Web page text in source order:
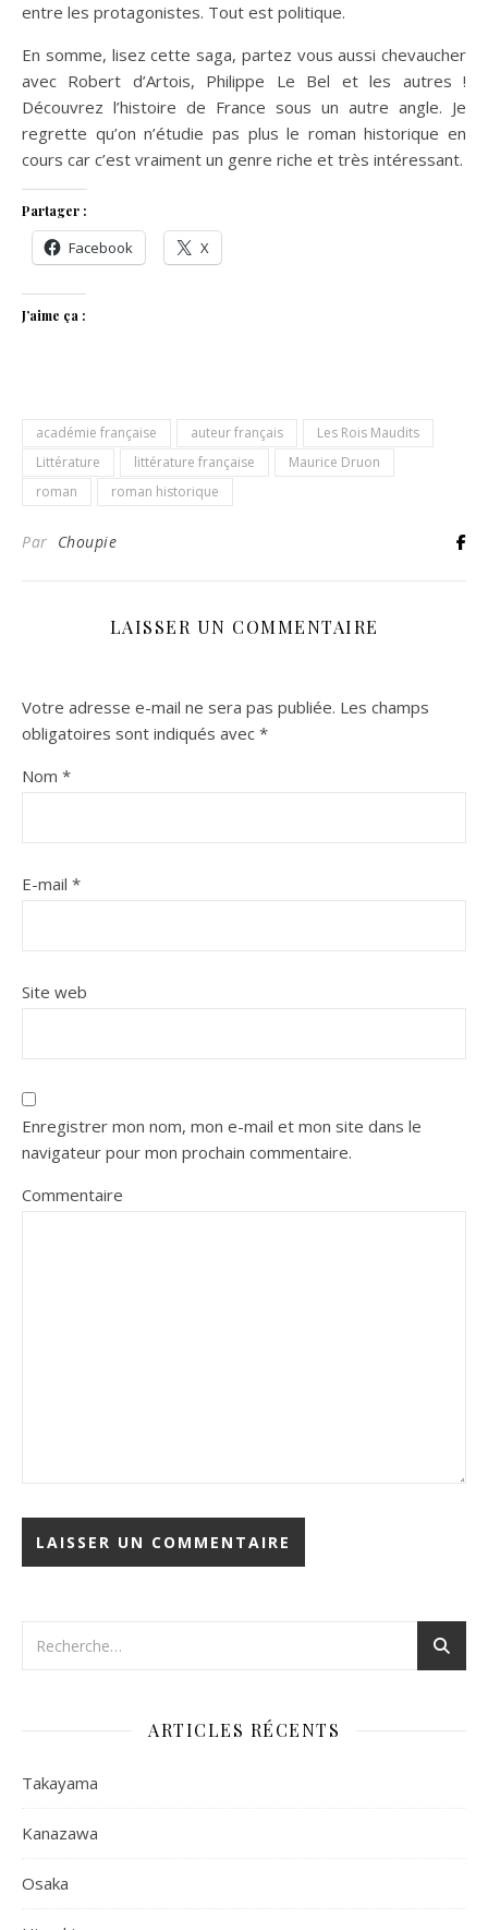
entre les protagonistes. Tout est politique.
En somme, lisez cette saga, partez vous aussi chevaucher
avec Robert d’Artois, Philippe Le Bel et les autres !
Découvrez l’histoire de France sous un autre angle. Je
regrette qu’on n’étudie pas plus le roman historique en
cours car c’est vraiment un genre riche et très intéressant.
Partager :
Facebook X
J’aime ça :
académie française auteur français
Les Rois Maudits
Littérature
littérature française
Maurice Druon
roman
roman historique
Par Choupie
LAISSER UN COMMENTAIRE
Votre adresse e-mail ne sera pas publiée. Les champs
obligatoires sont indiqués avec *
Nom *
E-mail *
Site web
Enregistrer mon nom, mon e-mail et mon site dans le
navigateur pour mon prochain commentaire.
Commentaire
ARTICLES RÉCENTS
Takayama
Kanazawa
Osaka